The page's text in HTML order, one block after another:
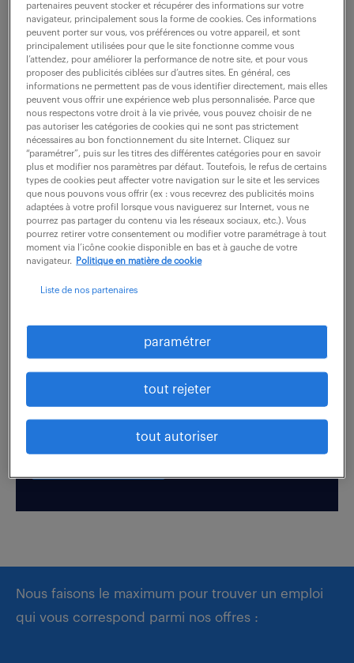
ne ratez aucune
opportunité.
recevez chaque semaine par mail les offres qui
correspondent à votre dernière recherche.
créer une alerte
votre CV !
Boostez votre visibilité auprès de nos recruteurs
en postulant par candidature spontanée.
Nous faisons le maximum pour trouver un emploi
qui vous correspond parmi nos offres :
partenaires peuvent stocker et récupérer des informations sur votre
navigateur, principalement sous la forme de cookies. Ces informations
peuvent porter sur vous, vos préférences ou votre appareil, et sont
principalement utilisées pour que le site fonctionne comme vous
l’attendez, pour améliorer la performance de notre site, et pour vous
proposer des publicités ciblées sur d’autres sites. En général, ces
informations ne permettent pas de vous identifier directement, mais elles
peuvent vous offrir une expérience web plus personnalisée. Parce que
nous respectons votre droit à la vie privée, vous pouvez choisir de ne
pas autoriser les catégories de cookies qui ne sont pas strictement
nécessaires au bon fonctionnement du site Internet. Cliquez sur
“paramétrer”, puis sur les titres des différentes catégories pour en savoir
plus et modifier nos paramètres par défaut. Toutefois, le refus de certains
types de cookies peut affecter votre navigation sur le site et les services
que nous pouvons vous offrir (ex : vous recevrez des publicités moins
adaptées à votre profil lorsque vous naviguerez sur Internet, vous ne
pourrez pas partager du contenu via les réseaux sociaux, etc.). Vous
pourrez retirer votre consentement ou modifier votre paramétrage à tout
moment via l’icône cookie disponible en bas et à gauche de votre
navigateur.
Politique en matière de cookie
Liste de nos partenaires
paramétrer
tout rejeter
tout autoriser